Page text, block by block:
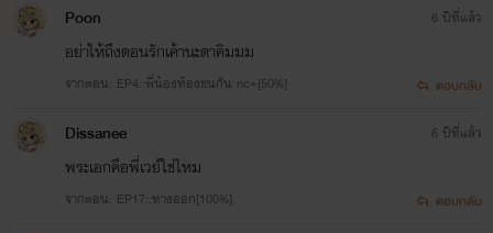
Poon
อย่าให้ถึงตอนรักเค้านะตาคิมมม
จากตอน: EP4::พี่น้องท้องชนกัน nc+[50%]
6 ปีที่แล้ว
ตอบกลับ
Dissanee
พระเอกคือพี่เวย์ใช่ไหม
จากตอน: EP17::ทางออก[100%]
6 ปีที่แล้ว
ตอบกลับ